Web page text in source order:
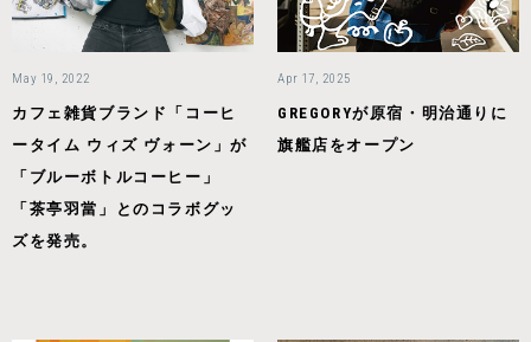
May 19, 2022
カフェ雑貨ブランド「コーヒ
ータイム ウィズ ヴォーン」が
「ブルーボトルコーヒー」
「茶亭羽當」とのコラボグッ
ズを発売。
Apr 17, 2025
GREGORYが原宿・明治通りに
旗艦店をオープン